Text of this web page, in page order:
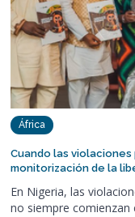
África
Cuando las
monitorización de la
En Nigeria, las
no siempre comienzan